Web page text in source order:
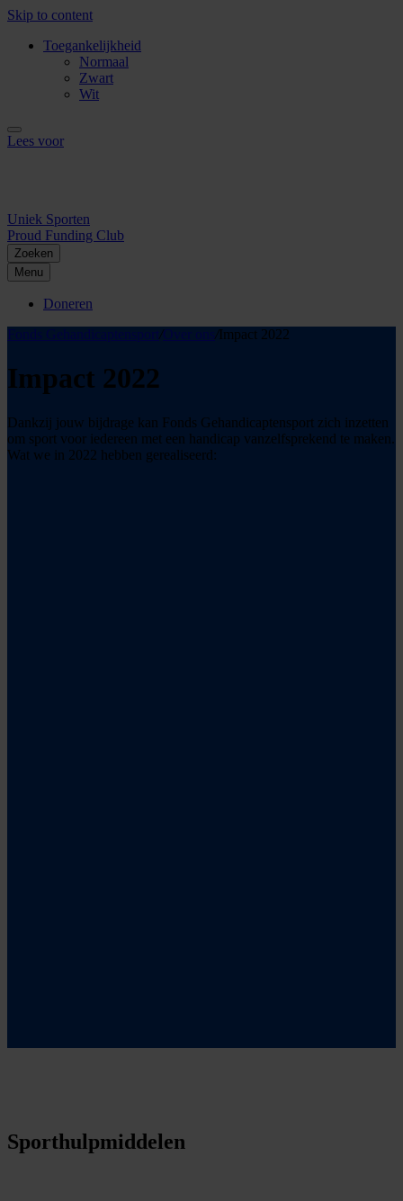
Skip to content
Toegankelijkheid
Normaal
Zwart
Wit
Lees voor
Uniek Sporten
Proud Funding Club
Zoeken
Menu
Doneren
Fonds Gehandicaptensport /Over ons/Impact 2022
Impact 2022
Dankzij jouw bijdrage kan Fonds Gehandicaptensport zich inzetten
om sport voor iedereen met een handicap vanzelfsprekend te maken.
Wat we in 2022 hebben gerealiseerd:
Sporthulpmiddelen